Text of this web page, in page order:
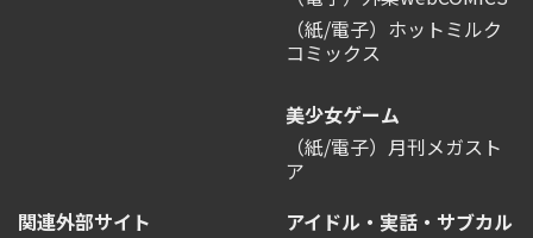
（紙/電子）ホットミルク
コミックス
美少女ゲーム
（紙/電子）月刊メガスト
ア
関連外部サイト
アイドル・実話・サブカル